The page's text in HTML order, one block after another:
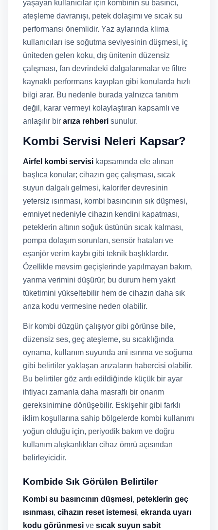
yaşayan kullanıcılar için kombinin su basıncı,
ateşleme davranışı, petek dolaşımı ve sıcak su
performansı önemlidir. Yaz aylarında klima
kullanıcıları ise soğutma seviyesinin düşmesi, iç
üniteden gelen koku, dış ünitenin düzensiz
çalışması, fan devrindeki dalgalanmalar ve filtre
kaynaklı performans kayıpları gibi konularda hızlı
bilgi arar. Bu nedenle burada yalnızca tanıtım
değil, karar vermeyi kolaylaştıran kapsamlı ve
anlaşılır bir arıza rehberi sunulur.
Kombi Servisi Neleri Kapsar?
Airfel kombi servisi kapsamında ele alınan
başlıca konular; cihazın geç çalışması, sıcak
suyun dalgalı gelmesi, kalorifer devresinin
yetersiz ısınması, kombi basıncının sık düşmesi,
emniyet nedeniyle cihazın kendini kapatması,
peteklerin altının soğuk üstünün sıcak kalması,
pompa dolaşım sorunları, sensör hataları ve
eşanjör verim kaybı gibi teknik başlıklardır.
Özellikle mevsim geçişlerinde yapılmayan bakım,
yanma verimini düşürür; bu durum hem yakıt
tüketimini yükseltebilir hem de cihazın daha sık
arıza kodu vermesine neden olabilir.
Bir kombi düzgün çalışıyor gibi görünse bile,
düzensiz ses, geç ateşleme, su sıcaklığında
oynama, kullanım suyunda ani ısınma ve soğuma
gibi belirtiler yaklaşan arızaların habercisi olabilir.
Bu belirtiler göz ardı edildiğinde küçük bir ayar
ihtiyacı zamanla daha masraflı bir onarım
gereksinimine dönüşebilir. Eskişehir gibi farklı
iklim koşullarına sahip bölgelerde kombi kullanımı
yoğun olduğu için, periyodik bakım ve doğru
kullanım alışkanlıkları cihaz ömrü açısından
belirleyicidir.
Kombide Sık Görülen Belirtiler
Kombi su basıncının düşmesi, peteklerin geç
ısınması, cihazın reset istemesi, ekranda uyarı
kodu görünmesi ve sıcak suyun sabit